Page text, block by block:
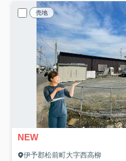
売地
NEW
伊予郡松前町大字西高柳